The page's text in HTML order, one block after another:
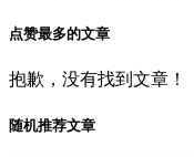
点赞最多的文章
抱歉，没有找到文章！
随机推荐文章